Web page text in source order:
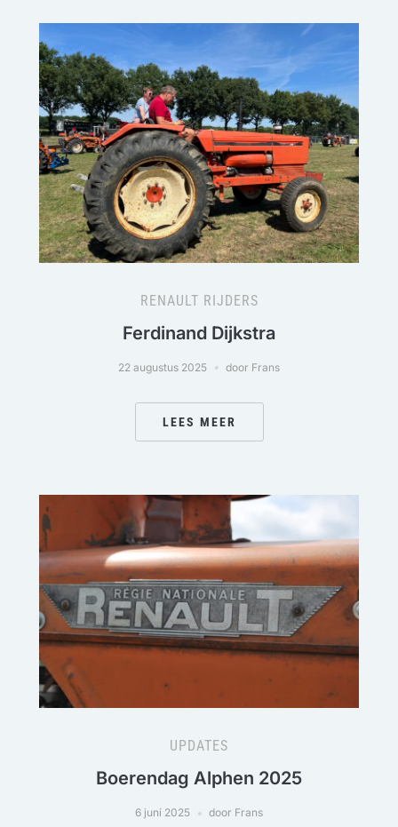
RENAULT RIJDERS
Ferdinand Dijkstra
22 augustus 2025 door Frans
LEES MEER
UPDATES
Boerendag Alphen 2025
6 juni 2025 door Frans